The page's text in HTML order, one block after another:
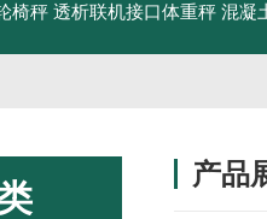
椅秤 透析联机接口体重秤 混凝
产品